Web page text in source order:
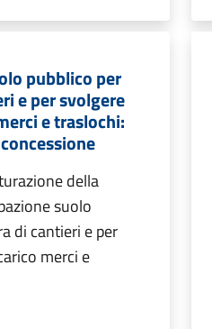
pubblico per
e per svolgere
e traslochi:
della
suolo
di cantieri e per
merci e